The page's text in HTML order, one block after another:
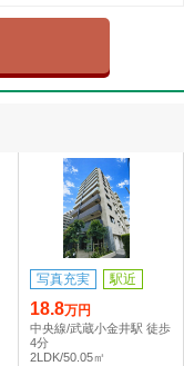
写真充実 駅近
18.8万円
中央線/武蔵小金井駅 徒歩
4分
2LDK/50.05㎡